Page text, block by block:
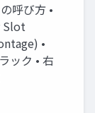
呼び方 •
Slot
•
ック • 右